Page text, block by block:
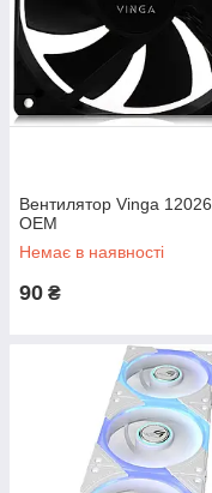
Вентилятор Vinga 12026
OEM
Немає в наявності
90 ₴